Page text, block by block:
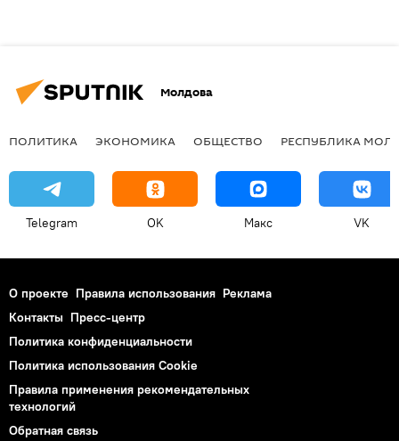
Молдова
ПОЛИТИКА ЭКОНОМИКА ОБЩЕСТВО РЕСПУБЛИКА
Telegram OK Макс VK
О проекте Правила использования Реклама
Контакты Пресс-центр
Политика конфиденциальности
Политика использования Cookie
Правила применения рекомендательных
технологий
Обратная связь